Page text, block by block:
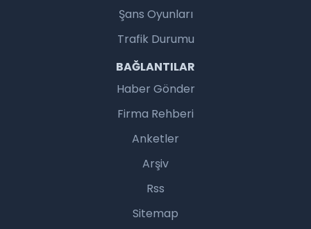
Şans Oyunları
Trafik Durumu
BAĞLANTILAR
Haber Gönder
Firma Rehberi
Anketler
Arşiv
Rss
Sitemap